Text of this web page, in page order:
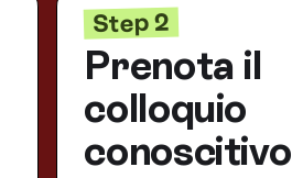
Step 2
Prenota il
colloquio
conoscitivo